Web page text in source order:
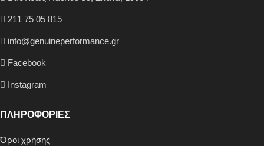
211 75 05 815
info@genuineperformance.gr
Facebook
Instagram
ΠΛΗΡΟΦΟΡΙΕΣ
Όροι χρήσης